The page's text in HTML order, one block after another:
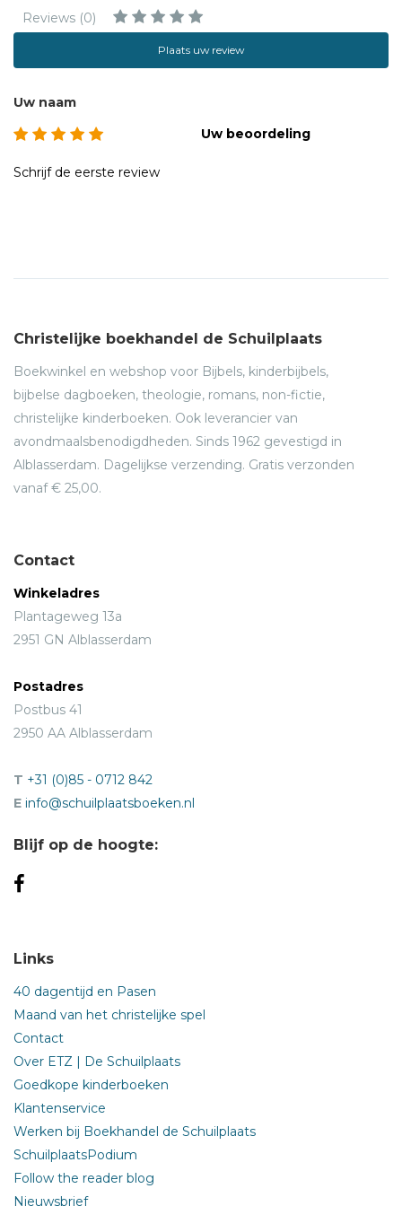
Reviews (0)
Plaats uw review
Uw naam
Uw beoordeling
Schrijf de eerste review
Christelijke boekhandel de Schuilplaats
Boekwinkel en webshop voor Bijbels, kinderbijbels,
bijbelse dagboeken, theologie, romans, non-fictie,
christelijke kinderboeken. Ook leverancier van
avondmaalsbenodigdheden. Sinds 1962 gevestigd in
Alblasserdam. Dagelijkse verzending. Gratis verzonden
vanaf € 25,00.
Contact
Winkeladres
Plantageweg 13a
2951 GN Alblasserdam
Postadres
Postbus 41
2950 AA Alblasserdam
T +31 (0)85 - 0712 842
E info@schuilplaatsboeken.nl
Blijf op de hoogte:
Links
40 dagentijd en Pasen
Maand van het christelijke spel
Contact
Over ETZ | De Schuilplaats
Goedkope kinderboeken
Klantenservice
Werken bij Boekhandel de Schuilplaats
SchuilplaatsPodium
Follow the reader blog
Nieuwsbrief